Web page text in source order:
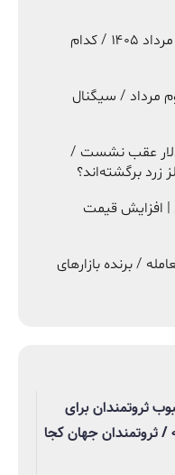
بازدهی بازارها در هفته دوم مرداد ۱۴۰۵ / کدام
مرداد / سیگنال
دلار عقب نشست /
زرد برگشته‌اند؟
| افزایش قیمت
/ برنده بازارهای
ثروتمندان برای
/ ثروتمندان جهان کجا